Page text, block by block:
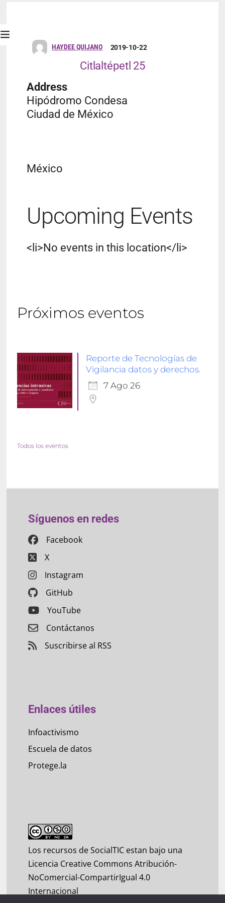
HAYDEE QUIJANO 2019-10-22
Citlaltépetl 25
Address
Hipódromo Condesa
Ciudad de México
México
Upcoming Events
<li>No events in this location</li>
Próximos eventos
Reporte de Tecnologías de
Vigilancia datos y derechos.
7 Ago 26
Todos los eventos
Síguenos en redes
Facebook
X
Instagram
GitHub
YouTube
Contáctanos
Suscribirse al RSS
Enlaces útiles
Infoactivismo
Escuela de datos
Protege.la
Los recursos de SocialTIC estan bajo una
Licencia Creative Commons Atribución-
NoComercial-CompartirIgual 4.0
Internacional